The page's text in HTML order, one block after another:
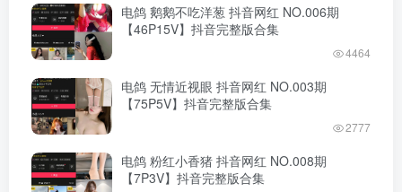
电鸽 鹅鹅不吃洋葱 抖音网红 NO.006期
【46P15V】抖音完整版合集
4464
电鸽 无情近视眼 抖音网红 NO.003期
【75P5V】抖音完整版合集
2777
电鸽 粉红小香猪 抖音网红 NO.008期
【7P3V】抖音完整版合集